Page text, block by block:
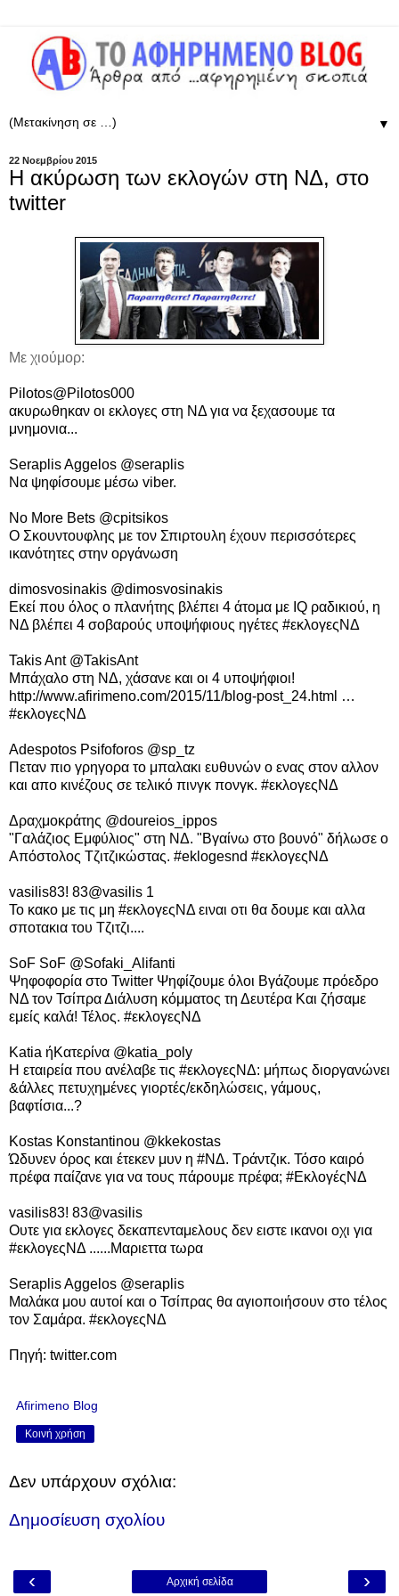
▼
22 Νοεμβρίου 2015
Η ακύρωση των εκλογών στη ΝΔ, στο
twitter
Με χιούμορ:
Pilotos‏@Pilotos000
ακυρωθηκαν οι εκλογες στη ΝΔ για να ξεχασουμε τα
μνημονια...
Seraplis Aggelos ‏@seraplis
Να ψηφίσουμε μέσω viber.
No More Bets ‏@cpitsikos
Ο Σκουντουφλης με τον Σπιρτουλη έχουν περισσότερες
ικανότητες στην οργάνωση
dimosvosinakis ‏@dimosvosinakis
Εκεί που όλος ο πλανήτης βλέπει 4 άτομα με IQ ραδικιού, η
ΝΔ βλέπει 4 σοβαρούς υποψήφιους ηγέτες #εκλογεςΝΔ
Takis Ant ‏@TakisAnt
Μπάχαλο στη ΝΔ, χάσανε και οι 4 υποψήφιοι!
http://www.afirimeno.com/2015/11/blog-post_24.html …
#εκλογεςΝΔ
Adespotos Psifoforos ‏@sp_tz
Πεταν πιο γρηγορα το μπαλακι ευθυνών ο ενας στον αλλον
και απο κινέζους σε τελικό πινγκ πονγκ. #εκλογεςΝΔ
Δραχμοκράτης ‏@doureios_ippos
"Γαλάζιος Εμφύλιος" στη ΝΔ. "Βγαίνω στο βουνό" δήλωσε ο
Απόστολος Τζιτζικώστας. #eklogesnd #εκλογεςΝΔ
vasilis83! ‏@83vasilis 1
Το κακο με τις μη #εκλογεςΝΔ ειναι οτι θα δουμε και αλλα
σποτακια του Τζιτζι....
SoF SoF ‏@Sofaki_Alifanti
Ψηφοφορία στο Twitter Ψηφίζουμε όλοι Βγάζουμε πρόεδρο
ΝΔ τον Τσίπρα Διάλυση κόμματος τη Δευτέρα Και ζήσαμε
εμείς καλά! Τέλος. #εκλογεςΝΔ
Katia ήΚατερίνα ‏@katia_poly
Η εταιρεία που ανέλαβε τις #εκλογεςΝΔ: μήπως διοργανώνει
&άλλες πετυχημένες γιορτές/εκδηλώσεις, γάμους,
βαφτίσια...?
Kostas Konstantinou ‏@kkekostas
Ώδυνεν όρος και έτεκεν μυν η #ΝΔ. Τράντζικ. Τόσο καιρό
πρέφα παίζανε για να τους πάρουμε πρέφα; #ΕκλογέςΝΔ
vasilis83! ‏@83vasilis
Ουτε για εκλογες δεκαπενταμελους δεν ειστε ικανοι οχι για
#εκλογεςΝΔ ......Μαριεττα τωρα
Seraplis Aggelos ‏@seraplis
Μαλάκα μου αυτοί και ο Τσίπρας θα αγιοποιήσουν στο τέλος
τον Σαμάρα. #εκλογεςΝΔ
Πηγή: twitter.com
Afirimeno Blog
Κοινή χρήση
Δεν υπάρχουν σχόλια:
Δημοσίευση σχολίου
‹ ›
Αρχική σελίδα